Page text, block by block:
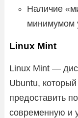
Наличие
минимумом
Linux Mint
Linux Mint —
Ubuntu,
предоставить
современную и